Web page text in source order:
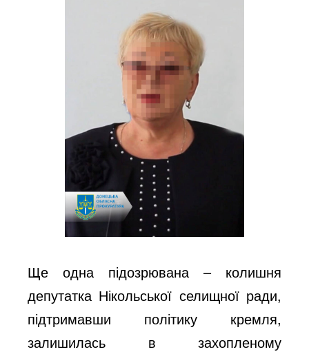
Ще одна підозрювана – колишня
депутатка Нікольської селищної ради,
підтримавши політику кремля,
залишилась в захопленому